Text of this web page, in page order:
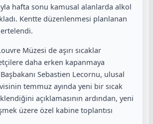
hafta sonu kamusal alanlarda alkol
Kentte düzenlenmesi planlanan
Müzesi de aşırı sıcaklar
daha erken kapanmaya
Sebastien Lecornu, ulusal
temmuz ayında yeni bir sıcak
açıklamasının ardından, yeni
üzere özel kabine toplantısı